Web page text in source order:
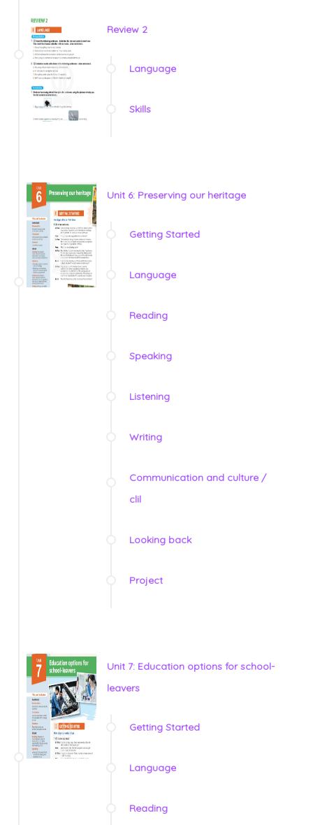
Review 2
Language
Skills
Unit 6: Preserving our heritage
Getting Started
Language
Reading
Speaking
Listening
Writing
Communication and culture /
clil
Looking back
Project
Unit 7: Education options for school-
leavers
Getting Started
Language
Reading